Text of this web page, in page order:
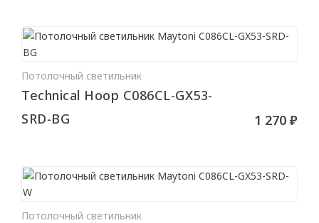
Потолочная лепнина
Розетки для люстр
Элементы
КЛЕИ
Потолочный светильник
Technical Hoop C086CL-GX53-
SRD-BG
1 270 ₽
Потолочный светильник